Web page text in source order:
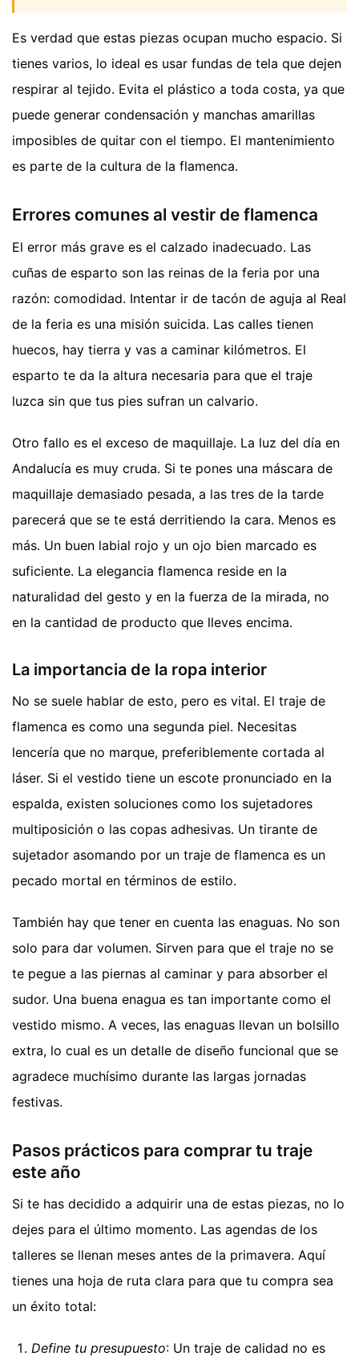
Es verdad que estas piezas ocupan mucho espacio. Si
tienes varios, lo ideal es usar fundas de tela que dejen
respirar al tejido. Evita el plástico a toda costa, ya que
puede generar condensación y manchas amarillas
imposibles de quitar con el tiempo. El mantenimiento
es parte de la cultura de la flamenca.
Errores comunes al vestir de flamenca
El error más grave es el calzado inadecuado. Las
cuñas de esparto son las reinas de la feria por una
razón: comodidad. Intentar ir de tacón de aguja al Real
de la feria es una misión suicida. Las calles tienen
huecos, hay tierra y vas a caminar kilómetros. El
esparto te da la altura necesaria para que el traje
luzca sin que tus pies sufran un calvario.
Otro fallo es el exceso de maquillaje. La luz del día en
Andalucía es muy cruda. Si te pones una máscara de
maquillaje demasiado pesada, a las tres de la tarde
parecerá que se te está derritiendo la cara. Menos es
más. Un buen labial rojo y un ojo bien marcado es
suficiente. La elegancia flamenca reside en la
naturalidad del gesto y en la fuerza de la mirada, no
en la cantidad de producto que lleves encima.
La importancia de la ropa interior
No se suele hablar de esto, pero es vital. El traje de
flamenca es como una segunda piel. Necesitas
lencería que no marque, preferiblemente cortada al
láser. Si el vestido tiene un escote pronunciado en la
espalda, existen soluciones como los sujetadores
multiposición o las copas adhesivas. Un tirante de
sujetador asomando por un traje de flamenca es un
pecado mortal en términos de estilo.
También hay que tener en cuenta las enaguas. No son
solo para dar volumen. Sirven para que el traje no se
te pegue a las piernas al caminar y para absorber el
sudor. Una buena enagua es tan importante como el
vestido mismo. A veces, las enaguas llevan un bolsillo
extra, lo cual es un detalle de diseño funcional que se
agradece muchísimo durante las largas jornadas
festivas.
Pasos prácticos para comprar tu traje
este año
Si te has decidido a adquirir una de estas piezas, no lo
dejes para el último momento. Las agendas de los
talleres se llenan meses antes de la primavera. Aquí
tienes una hoja de ruta clara para que tu compra sea
un éxito total:
Define tu presupuesto: Un traje de calidad no es